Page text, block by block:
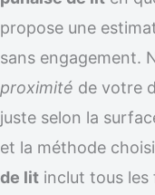
propose une
sans engagement.
proximité de votre
juste selon la
et la méthode
de lit inclut tous les